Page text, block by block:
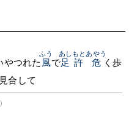
やつれた 風
ふう
で足許
あしもと
危
あやう
く歩
合して